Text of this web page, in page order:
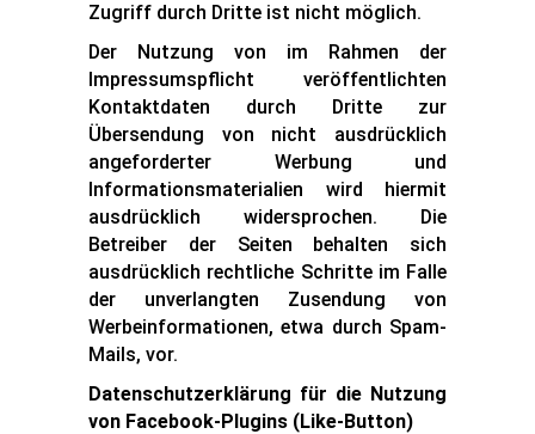
Zugriff durch Dritte ist nicht möglich.
Der Nutzung von im Rahmen der
Impressumspflicht veröffentlichten
Kontaktdaten durch Dritte zur
Übersendung von nicht ausdrücklich
angeforderter Werbung und
Informationsmaterialien wird hiermit
ausdrücklich widersprochen. Die
Betreiber der Seiten behalten sich
ausdrücklich rechtliche Schritte im Falle
der unverlangten Zusendung von
Werbeinformationen, etwa durch Spam-
Mails, vor.
Datenschutzerklärung für die Nutzung
von Facebook-Plugins (Like-Button)